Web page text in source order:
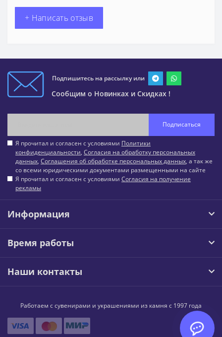
+ Написать отзыв
Подпишитесь на рассылку или
Сообщим о Новинках и Скидках !
Подписаться
Я прочитал и согласен с условиями Политики
конфиденциальности, Согласия на обработку персональных
данных, Соглашения об обработке персональных данных, а так же
со всеми юридическими документами размещенными на сайте
Я прочитал и согласен с условиями Согласия на получение
рекламы
Информация
Время работы
Наши контакты
Работаем с сувенирами и украшениями из камня с 1997 года